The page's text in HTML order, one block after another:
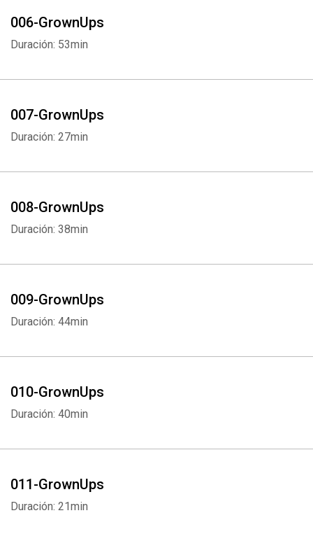
006-GrownUps
Duración: 53min
007-GrownUps
Duración: 27min
008-GrownUps
Duración: 38min
009-GrownUps
Duración: 44min
010-GrownUps
Duración: 40min
011-GrownUps
Duración: 21min